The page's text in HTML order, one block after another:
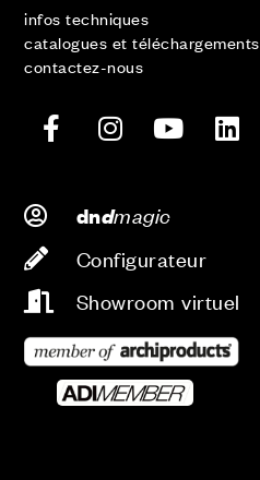
infos techniques
catalogues et téléchargements
contactez-nous
dndmagic
Configurateur
Showroom virtuel